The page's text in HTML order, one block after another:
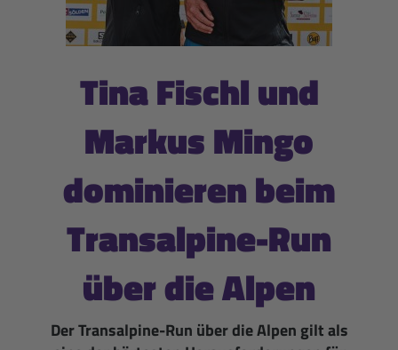
Tina Fischl und
Markus Mingo
dominieren beim
Transalpine-Run
über die Alpen
Der Transalpine-Run über die Alpen gilt als